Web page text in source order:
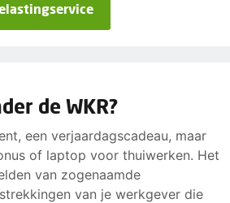
de WKR?
een verjaardagscadeau, maar
of laptop voor thuiwerken. Het
van zogenaamde
van je werkgever die